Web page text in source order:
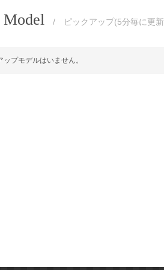
Model / ピックアップ(5分毎に更
プモデルはいません。